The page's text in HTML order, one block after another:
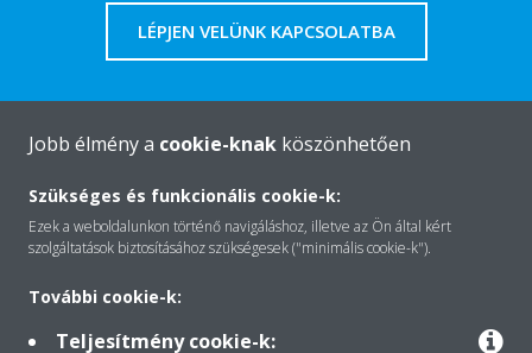
LÉPJEN VELÜNK KAPCSOLATBA
Megoldások
Jobb élmény a cookie-knak köszönhetően
Szükséges és funkcionális cookie-k:
Ezek a weboldalunkon történő navigáláshoz, illetve az Ön által kért
szolgáltatások biztosításához szükségesek ("minimális cookie-k").
További cookie-k:
Teljesítmény cookie-k: